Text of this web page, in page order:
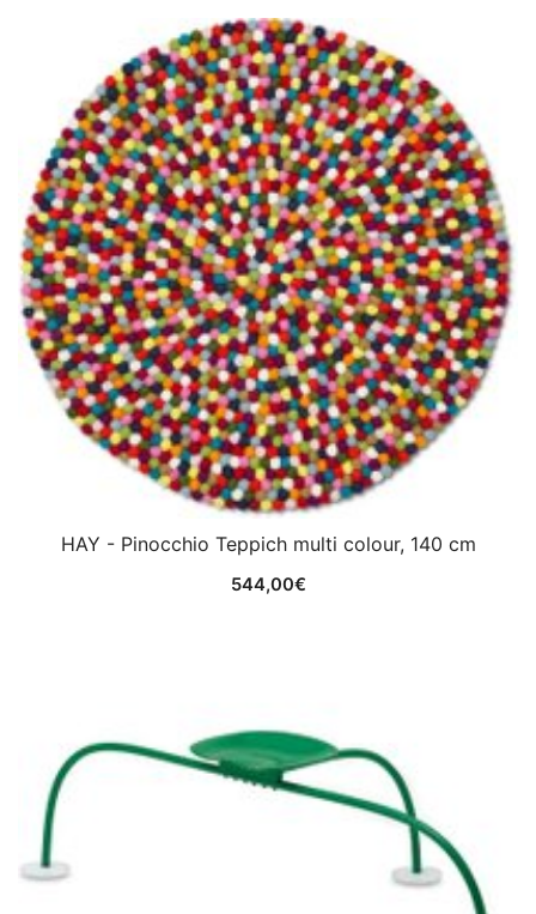
HAY - Pinocchio Teppich multi colour, 140 cm
544,00€